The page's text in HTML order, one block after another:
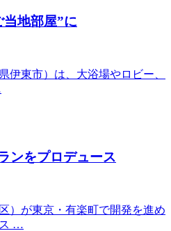
当地部屋”に
伊東市）は、大浴場やロビー、
ンをプロデュース
）が東京・有楽町で開発を進め
ス …